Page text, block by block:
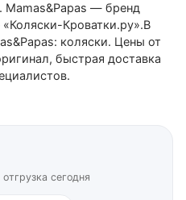
Mamas&Papas — бренд
«Коляски-Кроватки.ру».В
коляски. Цены от
быстрая доставка
сегодня